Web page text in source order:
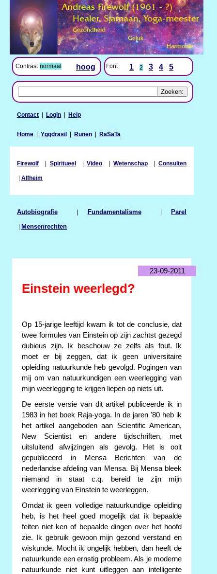
Contrast normaal hoog Font 1 2 3 4 5
Contact | Login | Help
Home | Yggdrasil | Runen | RaSaTa
Firewolf | Spiritueel| Video | Wetenschap| Consulten
| Alfheim
Autobiografie | Fundamentalisme| Parel
| Mensenrechten
23-09-2011
Einstein weerlegd?
Op 15-jarige leeftijd kwam ik tot de conclusie, dat
twee formules van Einstein op zijn zachtst gezegd
dubieus zijn. Ik beschouw ze zelfs als fout. Ik
moet er bij zeggen, dat ik geen universitaire
opleiding natuurkunde heb gevolgd. Pogingen van
mij om van natuurkundigen een weerlegging van
mijn weerlegging te krijgen liepen op niets uit.
De eerste versie van dit artikel publiceerde ik in
1983 in het boek Raja-yoga. In de jaren '80 heb ik
het artikel aangeboden aan Scientific American,
New Scientist en andere tijdschriften, met
uitsluitend afwijzingen als gevolg. Het is ooit
gepubliceerd in Mensa Berichten van de
nederlandse afdeling van Mensa. Bij Mensa bleek
niemand in staat c.q. bereid te zijn mijn
weerlegging van Einstein te weerleggen.
Omdat ik geen volledige natuurkundige opleiding
heb, is het heel goed mogelijk dat ik bepaalde
feiten niet ken of bepaalde dingen over het hoofd
zie. Ik gebruik gewoon mijn gezond verstand en
wiskunde. Mocht ik ongelijk hebben, dan heeft de
natuurkunde een ernstig probleem. Als je moderne
natuurkunde niet kunt uitleggen aan intelligente